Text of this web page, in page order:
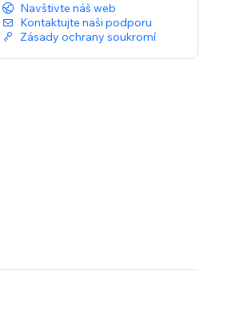
Navštivte náš web
Kontaktujte naši podporu
Zásady ochrany soukromí